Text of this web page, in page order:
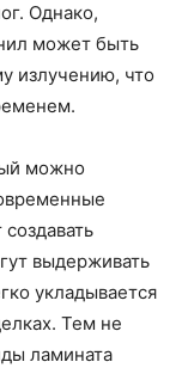
Однако,
может быть
излучению, что
можно
выдерживать
укладывается
Тем не
ламината